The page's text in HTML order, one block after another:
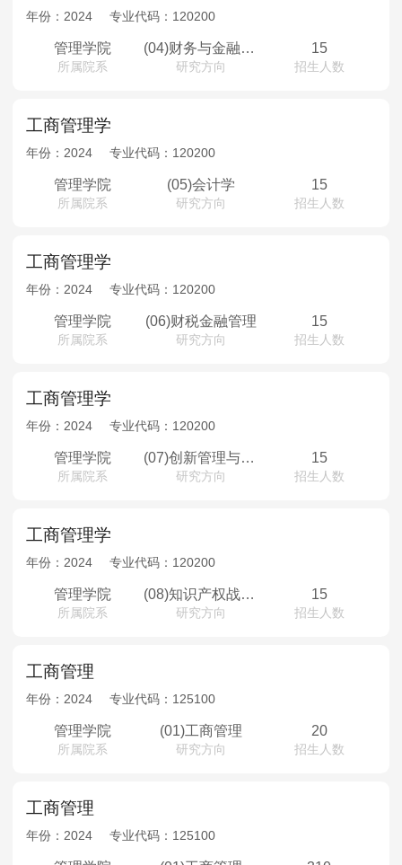
年份： 2024 专业代码： 120200
管理学院
所属院系
(04)财务与金融管理及金融工程
研究方向
15
招生人数
工商管理学
年份： 2024 专业代码： 120200
管理学院
所属院系
(05)会计学
研究方向
15
招生人数
工商管理学
年份： 2024 专业代码： 120200
管理学院
所属院系
(06)财税金融管理
研究方向
15
招生人数
工商管理学
年份： 2024 专业代码： 120200
管理学院
所属院系
(07)创新管理与创业管理
研究方向
15
招生人数
工商管理学
年份： 2024 专业代码： 120200
管理学院
所属院系
(08)知识产权战略与管理
研究方向
15
招生人数
工商管理
年份： 2024 专业代码： 125100
管理学院
所属院系
(01)工商管理
研究方向
20
招生人数
工商管理
年份： 2024 专业代码： 125100